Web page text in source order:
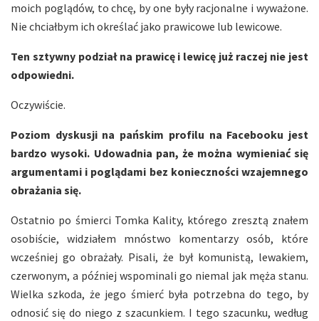
moich poglądów, to chcę, by one były racjonalne i wyważone.
Nie chciałbym ich określać jako prawicowe lub lewicowe.
Ten sztywny podział na prawicę i lewicę już raczej nie jest
odpowiedni.
Oczywiście.
Poziom dyskusji na pańskim profilu na Facebooku jest
bardzo wysoki. Udowadnia pan, że można wymieniać się
argumentami i poglądami bez konieczności wzajemnego
obrażania się.
Ostatnio po śmierci Tomka Kality, którego zresztą znałem
osobiście, widziałem mnóstwo komentarzy osób, które
wcześniej go obrażały. Pisali, że był komunistą, lewakiem,
czerwonym, a później wspominali go niemal jak męża stanu.
Wielka szkoda, że jego śmierć była potrzebna do tego, by
odnosić się do niego z szacunkiem. I tego szacunku, według